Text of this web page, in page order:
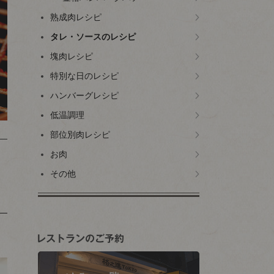
熟成肉レシピ
タレ・ソースのレシピ
塊肉レシピ
特別な日のレシピ
ハンバーグレシピ
低温調理
部位別肉レシピ
お肉
その他